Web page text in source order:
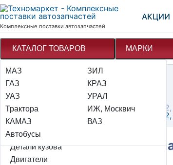
Комплексные поставки автозапчастей
АКЦИИ
КАТАЛОГ ТОВАРОВ
Электрооборудование
Детали подвески автомобиля
Тормозная система
Рулевое управление + мок
Система охлаждения и отопления
Система питания и элементы эсуд
Детали кузова
Двигатели
МАРКИ
МАЗ
ГАЗ
УАЗ
Трактора
КАМАЗ
Автобусы
ЗИЛ
КРАЗ
УРАЛ
ИЖ, Москвич
ВАЗ
Техномаркет
Каталог
Система охлаждения и отопления
Патрубки
Комплект патрубков радиатора МТЗ-80,
Комплект патрубков радиатора МТЗ-80,
Комплект патрубков